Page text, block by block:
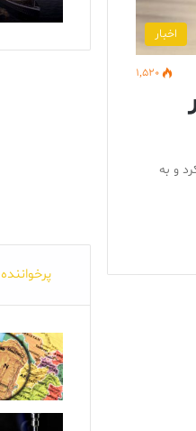
اخبار
1,520
و به
پرخواننده